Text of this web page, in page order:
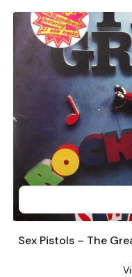
Sex Pistols – The